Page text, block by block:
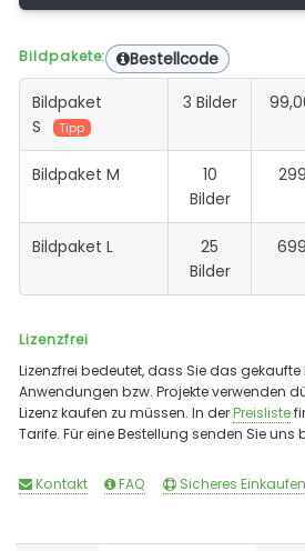
Bildpakete: Bestellcode
Bildpaket
S
Tipp
3 Bilder
Bildpaket M
10
Bilder
Bildpaket L
25
Bilder
Lizenzfrei
Lizenzfrei bedeutet, dass Sie das
Anwendungen bzw. Projekte verwenden
Lizenz kaufen zu müssen. In derPreisliste
Tarife. Für eine Bestellung senden Sie uns
Kontakt FAQ Sicheres Einkaufen